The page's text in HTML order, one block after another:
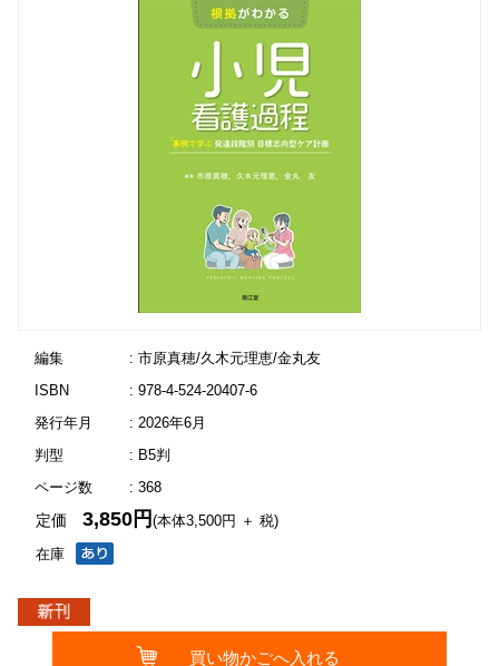
編集
: 市原真穂/久木元理恵/金丸友
ISBN
: 978-4-524-20407-6
発行年月
: 2026年6月
判型
: B5判
ページ数
: 368
在庫
定価3,850円(本体3,500円 ＋ 税)